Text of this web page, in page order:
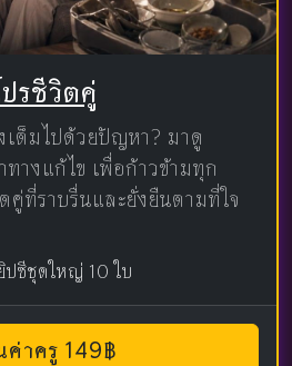
รชีวิตคู่
ต็มไปด้วยปัญหา? มาดู
างแก้ไข เพื่อก้าวข้ามทุก
คู่ที่ราบรื่นและยั่งยืนตามที่ใจ
ปซีชุดใหญ่ 10 ใบ
ค่าครู 149฿